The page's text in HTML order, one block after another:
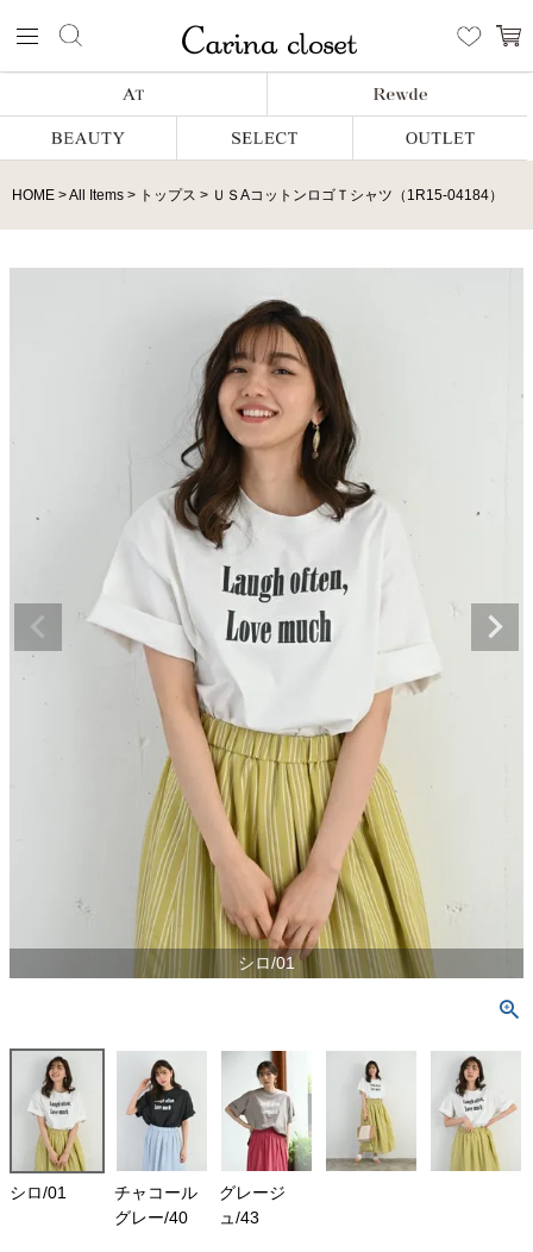
HOME All Items トップス ＵＳAコットンロゴＴシャツ（1R15-04184）
シロ/01
シロ/01
チャコール
グレー/40
グレージ
ュ/43